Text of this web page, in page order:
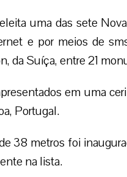
uma das sete
e por meios de
da Suíça, entre 21
em uma
Portugal.
38 metros foi
na lista.